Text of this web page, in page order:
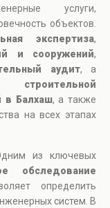
услуги,
объектов.
экспертиза,
и сооружений,
аудит, а
строительной
в Балхаш, а также
на всех этапах
из ключевых
обследование
определить
систем. В